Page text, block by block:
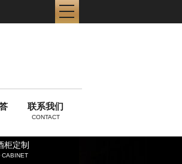
联系我们
CONTACT
柜定制
CABINET